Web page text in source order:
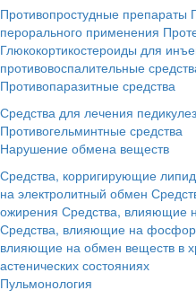
Противопростудные препараты
перорального применения
Глюкокортикостероиды для
противовоспалительные
Противопаразитные средства
Средства для лечения
Противогельминтные средства
Нарушение обмена веществ
Средства, корригирующие
на электролитный обмен
ожирения Средства, влияющие
Средства, влияющие на
влияющие на обмен веществ в
астенических состояниях
Пульмонология